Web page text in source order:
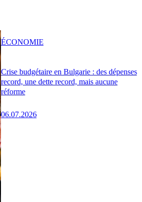
Crise budgétaire en Bulgarie : des dépenses
record, une dette record, mais aucune
réforme
06.07.2026
ÉCONOMIE